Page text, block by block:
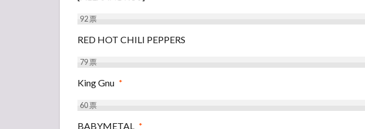
92票
RED HOT CHILI PEPPERS
79票
King Gnu *
60票
BABYMETAL *